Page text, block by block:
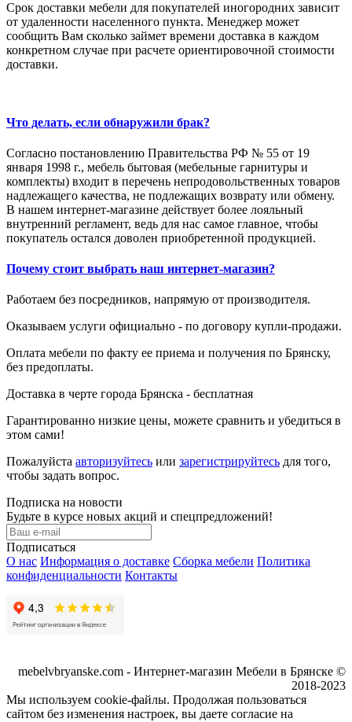
Срок доставки мебели для покупателей иногородних зависит
от удаленности населенного пункта. Менеджер может
сообщить Вам сколько займет времени доставка в каждом
конкретном случае при расчете ориентировочной стоимости
доставки.
Что делать, если обнаружили брак?
Согласно постановлению Правительства РФ № 55 от 19
января 1998 г., мебель бытовая (мебельные гарнитуры и
комплекты) входит в перечень непродовольственных товаров
надлежащего качества, не подлежащих возврату или обмену.
В нашем интернет-магазине действует более лояльный
внутренний регламент, ведь для нас самое главное, чтобы
покупатель остался доволен приобретенной продукцией.
Почему стоит выбрать наш интернет-магазин?
Работаем без посредников, напрямую от производителя.
Оказываем услуги официально - по договору купли-продажи.
Оплата мебели по факту ее приема и получения по Брянску,
без предоплаты.
Доставка в черте города Брянска - бесплатная
Гарантированно низкие цены, можете сравнить и убедиться в
этом сами!
Пожалуйста авторизуйтесь или зарегистрируйтесь для того,
чтобы задать вопрос.
Подписка на новости
Будьте в курсе новых акций и спецпредложений!
Подписаться
О нас Информация о доставке Сборка мебели Политика
конфиденциальности Контакты
mebelvbryanske.com - Интернет-магазин Мебели в Брянске ©
2018-2023
Мы используем cookie-файлы. Продолжая пользоваться
сайтом без изменения настроек, вы даете согласие на